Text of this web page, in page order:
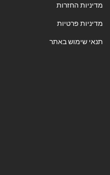
מדיניות החזרות
מדיניות פרטיות
תנאי שימוש באתר